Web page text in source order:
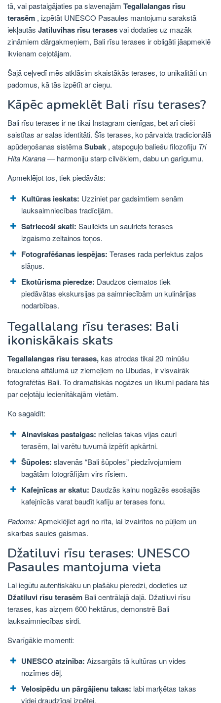
tā, vai pastaigājaties pa slavenajām Tegallalangas rīsu
terasēm , izpētāt UNESCO Pasaules mantojumu sarakstā
iekļautās Jatiluvihas rīsu terasesvai dodaties uz mazāk
zināmiem dārgakmeņiem, Bali rīsu terases ir obligāti jāapmeklē
ikvienam ceļotājam.
Šajā ceļvedī mēs atklāsim skaistākās terases, to unikalitāti un
padomus, kā tās izpētīt ar cieņu.
Kāpēc apmeklēt Bali rīsu terases?
Bali rīsu terases ir ne tikai Instagram cienīgas, bet arī cieši
saistītas ar salas identitāti. Šīs terases, ko pārvalda tradicionālā
apūdeņošanas sistēmaSubak , atspoguļo baliešu filozofiju Tri
Hita Karana— harmoniju starp cilvēkiem, dabu un garīgumu.
Apmeklējot tos, tiek piedāvāts:
Kultūras ieskats: Uzziniet par gadsimtiem senām
lauksaimniecības tradīcijām.
Satriecoši skati: Saullēkts un saulriets terases
izgaismo zeltainos toņos.
Fotografēšanas iespējas: Terases rada perfektus zaļos
slāņus.
Ekotūrisma pieredze: Daudzos ciematos tiek
piedāvātas ekskursijas pa saimniecībām un kulinārijas
nodarbības.
Tegallalang rīsu terases: Bali
ikoniskākais skats
Tegallalangas rīsu terases,kas atrodas tikai 20 minūšu
brauciena attālumā uz ziemeļiem no Ubudas, ir visvairāk
fotografētās Bali. To dramatiskās nogāzes un līkumi padara tās
par ceļotāju iecienītākajām vietām.
Ko sagaidīt:
Ainaviskas pastaigas: nelielas takas vijas cauri
terasēm, lai varētu tuvumā izpētīt apkārtni.
Šūpoles: slavenās “Bali šūpoles” piedzīvojumiem
bagātām fotogrāfijām virs rīsiem.
Kafejnīcas ar skatu: Daudzās kalnu nogāzēs esošajās
kafejnīcās varat baudīt kafiju ar terases fonu.
Padoms:Apmeklējiet agri no rīta, lai izvairītos no pūļiem un
skarbas saules gaismas.
Džatiluvi rīsu terases: UNESCO
Pasaules mantojuma vieta
Lai iegūtu autentiskāku un plašāku pieredzi, dodieties uz
Džatiluvi rīsu terasēm Bali centrālajā daļā. Džatiluvi rīsu
terases, kas aizņem 600 hektārus, demonstrē Bali
lauksaimniecības sirdi.
Svarīgākie momenti:
UNESCO atzinība: Aizsargāts tā kultūras un vides
nozīmes dēļ.
Velosipēdu un pārgājienu takas: labi marķētas takas
videi draudzīgai izpētei.